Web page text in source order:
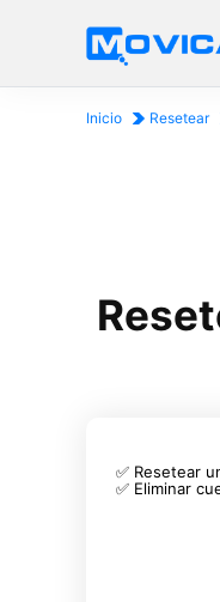
Inicio Resetear
✅ Resetear
✅ Eliminar